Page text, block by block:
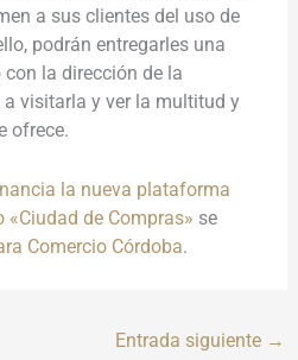
a sus clientes del uso de
podrán entregarles una
la dirección de la
visitarla y ver la multitud y
ofrece.
la nueva plataforma
«Ciudad de Compras» se
Comercio Córdoba.
Entrada siguiente →